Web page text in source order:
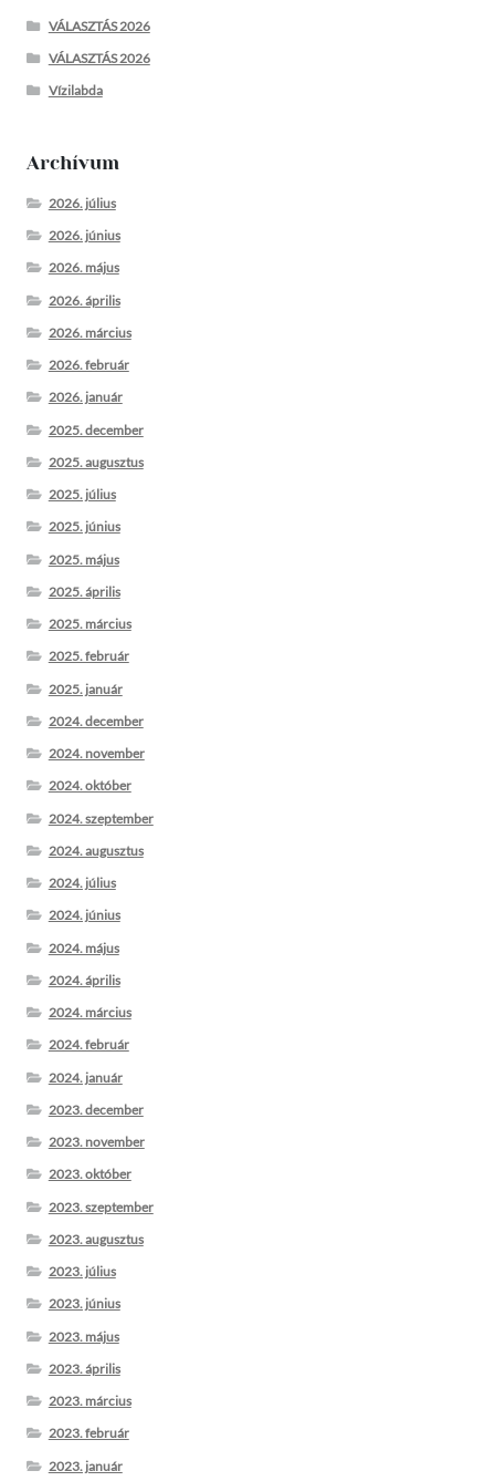
VÁLASZTÁS 2026
VÁLASZTÁS 2026
Vízilabda
Archívum
2026. július
2026. június
2026. május
2026. április
2026. március
2026. február
2026. január
2025. december
2025. augusztus
2025. július
2025. június
2025. május
2025. április
2025. március
2025. február
2025. január
2024. december
2024. november
2024. október
2024. szeptember
2024. augusztus
2024. július
2024. június
2024. május
2024. április
2024. március
2024. február
2024. január
2023. december
2023. november
2023. október
2023. szeptember
2023. augusztus
2023. július
2023. június
2023. május
2023. április
2023. március
2023. február
2023. január